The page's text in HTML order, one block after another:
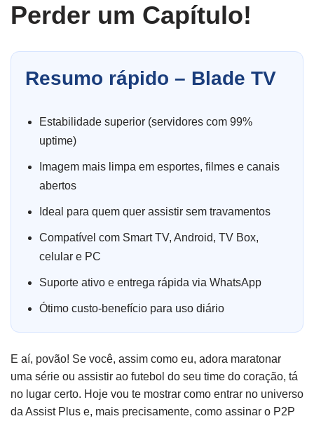
Perder um Capítulo!
Resumo rápido – Blade TV
Estabilidade superior (servidores com 99%
uptime)
Imagem mais limpa em esportes, filmes e canais
abertos
Ideal para quem quer assistir sem travamentos
Compatível com Smart TV, Android, TV Box,
celular e PC
Suporte ativo e entrega rápida via WhatsApp
Ótimo custo-benefício para uso diário
E aí, povão! Se você, assim como eu, adora maratonar
uma série ou assistir ao futebol do seu time do coração, tá
no lugar certo. Hoje vou te mostrar como entrar no universo
da Assist Plus e, mais precisamente, como assinar o P2P